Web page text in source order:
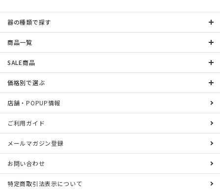
器の種類で探す
商品一覧
SALE商品
価格別で選ぶ
店舗・POPUP情報
ご利用ガイド
メールマガジン登録
お問い合わせ
特定商取引法表示について